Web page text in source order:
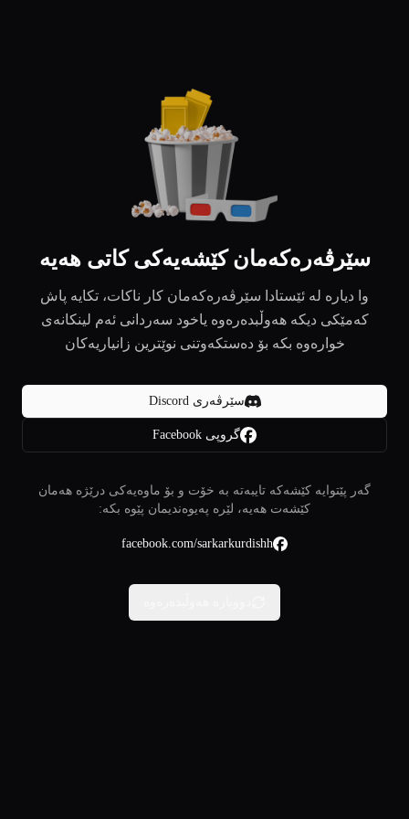
سێرڤەرەکەمان کێشەیەکی کاتی هەیە
وا دیارە لە ئێستادا سێرڤەرەکەمان کار ناکات، تکایە پاش
کەمێکی دیکە هەوڵبدەرەوە یاخود سەردانی ئەم لینکانەی
خوارەوە بکە بۆ دەستکەوتنی نوێترین زانیاریەکان
سێرڤەری Discord
گروپی Facebook
گەر پێتوایە کێشەکە تایبەتە بە خۆت و بۆ ماوەیەکی درێژە هەمان
کێشەت هەیە، لێرە پەیوەندیمان پێوە بکە:
facebook.com/sarkarkurdishh